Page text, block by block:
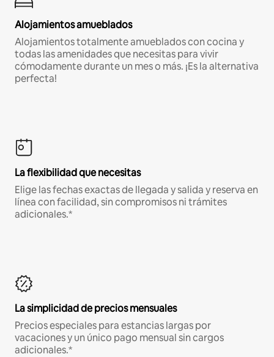
Alojamientos amueblados
Alojamientos totalmente amueblados con cocina y
todas las amenidades que necesitas para vivir
cómodamente durante un mes o más. ¡Es la alternativa
perfecta!
La flexibilidad que necesitas
Elige las fechas exactas de llegada y salida y reserva en
línea con facilidad, sin compromisos ni trámites
adicionales.*
La simplicidad de precios mensuales
Precios especiales para estancias largas por
vacaciones y un único pago mensual sin cargos
adicionales.*